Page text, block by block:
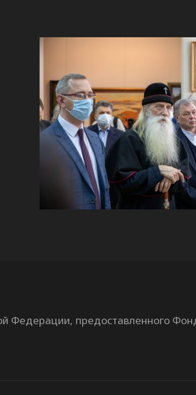
Федерации, предоставленного